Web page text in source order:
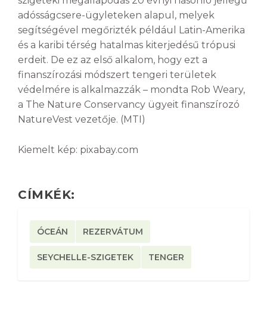
adósságcsere-ügyleteken alapul, melyek
segítségével megőrizték például Latin-Amerika
és a karibi térség hatalmas kiterjedésű trópusi
erdeit. De ez az első alkalom, hogy ezt a
finanszírozási módszert tengeri területek
védelmére is alkalmazzák – mondta Rob Weary,
a The Nature Conservancy ügyeit finanszírozó
NatureVest vezetője. (MTI)
Kiemelt kép: pixabay.com
CÍMKÉK:
ÓCEÁN REZERVÁTUM
SEYCHELLE-SZIGETEK TENGER